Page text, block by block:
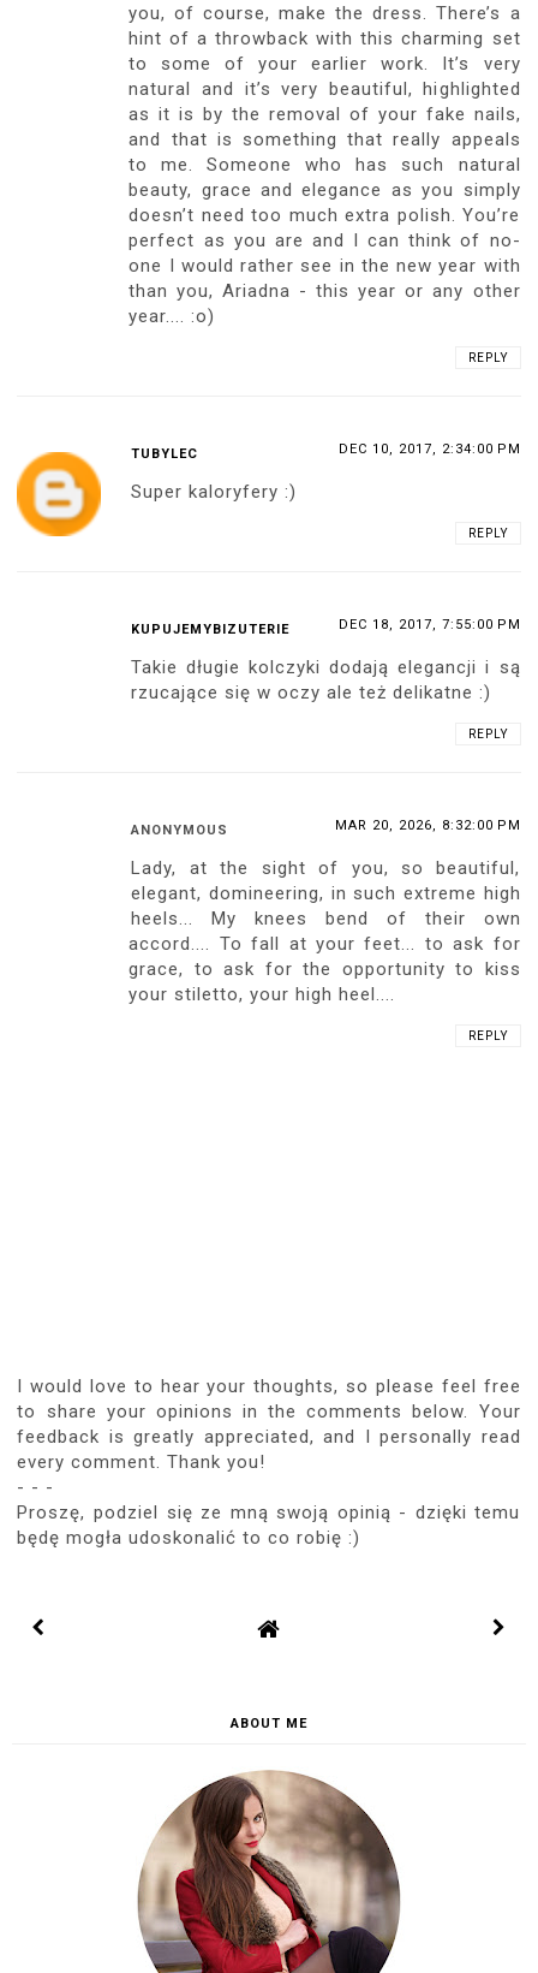
you, of course, make the dress. There’s a
hint of a throwback with this charming set
to some of your earlier work. It’s very
natural and it’s very beautiful, highlighted
as it is by the removal of your fake nails,
and that is something that really appeals
to me. Someone who has such natural
beauty, grace and elegance as you simply
doesn’t need too much extra polish. You’re
perfect as you are and I can think of no-
one I would rather see in the new year with
than you, Ariadna - this year or any other
year.... :o)
REPLY
TUBYLEC DEC 10, 2017, 2:34:00 PM
Super kaloryfery :)
REPLY
KUPUJEMYBIZUTERIE DEC 18, 2017, 7:55:00 PM
Takie długie kolczyki dodają elegancji i są
rzucające się w oczy ale też delikatne :)
REPLY
ANONYMOUS MAR 20, 2026, 8:32:00 PM
Lady, at the sight of you, so beautiful,
elegant, domineering, in such extreme high
heels... My knees bend of their own
accord.... To fall at your feet... to ask for
grace, to ask for the opportunity to kiss
your stiletto, your high heel....
REPLY
I would love to hear your thoughts, so please feel free
to share your opinions in the comments below. Your
feedback is greatly appreciated, and I personally read
every comment. Thank you!
- - -
Proszę, podziel się ze mną swoją opinią - dzięki temu
będę mogła udoskonalić to co robię :)
ABOUT ME